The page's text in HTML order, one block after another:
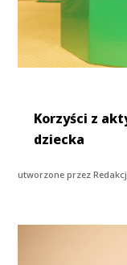
Korzyści z
dziecka
utworzone przez